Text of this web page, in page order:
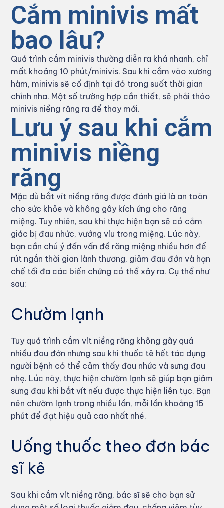
Cắm minivis mất
bao lâu?
Quá trình cắm minivis thường diễn ra khá nhanh, chỉ
mất khoảng 10 phút/minivis. Sau khi cắm vào xương
hàm, minivis sẽ cố định tại đó trong suốt thời gian
chỉnh nha. Một số trường hợp cần thiết, sẽ phải tháo
minivis niềng răng ra để thay mới.
Lưu ý sau khi cắm
minivis niềng
răng
Mặc dù bắt vít niềng răng được đánh giá là an toàn
cho sức khỏe và không gây kích ứng cho răng
miệng. Tuy nhiên, sau khi thực hiện bạn sẽ có cảm
giác bị đau nhức, vướng víu trong miệng. Lúc này,
bạn cần chú ý đến vấn đề răng miệng nhiều hơn để
rút ngắn thời gian lành thương, giảm đau đớn và hạn
chế tối đa các biến chứng có thể xảy ra. Cụ thể như
sau:
Chườm lạnh
Tuy quá trình cắm vít niềng răng không gây quá
nhiều đau đớn nhưng sau khi thuốc tê hết tác dụng
người bệnh có thể cảm thấy đau nhức và sưng đau
nhẹ. Lúc này, thực hiện chườm lạnh sẽ giúp bạn giảm
sưng đau khi bắt vít nếu được thực hiện liên tục. Bạn
nên chườm lạnh trong nhiều lần, mỗi lần khoảng 15
phút để đạt hiệu quả cao nhất nhé.
Uống thuốc theo đơn bác
sĩ kê
Sau khi cắm vít niềng răng, bác sĩ sẽ cho bạn sử